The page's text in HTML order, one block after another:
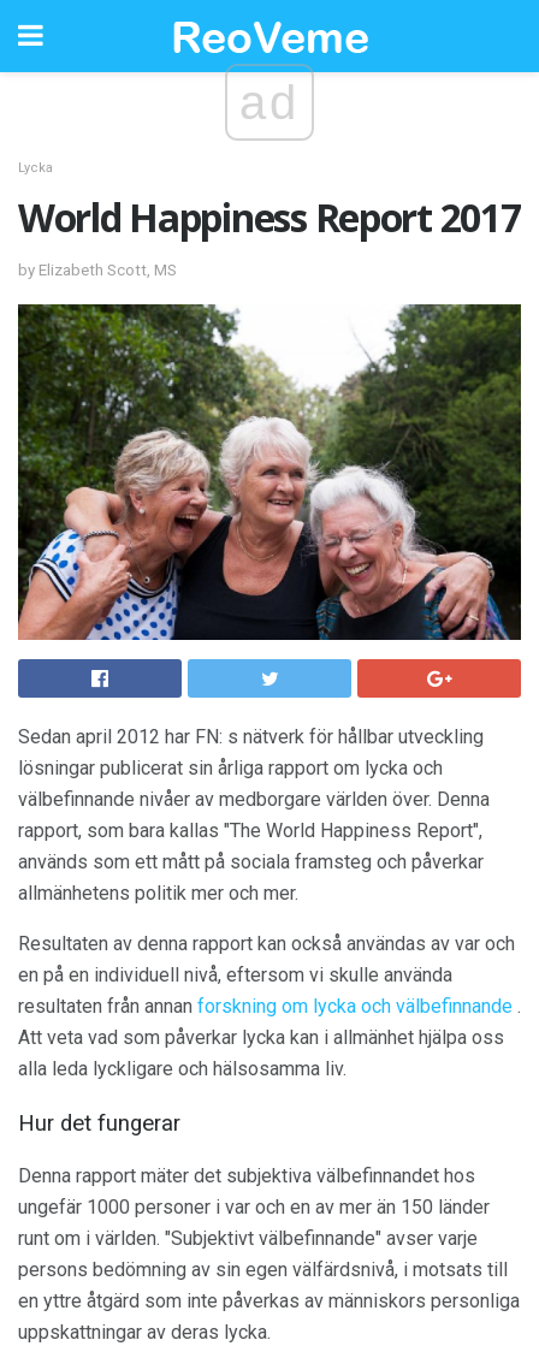
ad
Lycka
World Happiness Report 2017
by Elizabeth Scott, MS
Sedan april 2012 har FN: s nätverk för hållbar utveckling
lösningar publicerat sin årliga rapport om lycka och
välbefinnande nivåer av medborgare världen över. Denna
rapport, som bara kallas "The World Happiness Report",
används som ett mått på sociala framsteg och påverkar
allmänhetens politik mer och mer.
Resultaten av denna rapport kan också användas av var och
en på en individuell nivå, eftersom vi skulle använda
resultaten från annan forskning om lycka och välbefinnande .
Att veta vad som påverkar lycka kan i allmänhet hjälpa oss
alla leda lyckligare och hälsosamma liv.
Hur det fungerar
Denna rapport mäter det subjektiva välbefinnandet hos
ungefär 1000 personer i var och en av mer än 150 länder
runt om i världen. "Subjektivt välbefinnande" avser varje
persons bedömning av sin egen välfärdsnivå, i motsats till
en yttre åtgärd som inte påverkas av människors personliga
uppskattningar av deras lycka.